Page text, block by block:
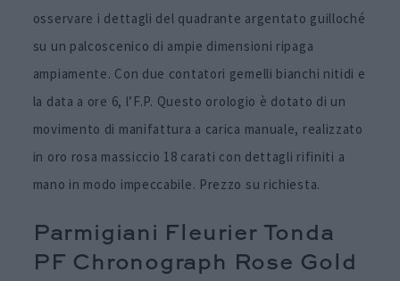
osservare i dettagli del quadrante argentato guilloché
su un palcoscenico di ampie dimensioni ripaga
ampiamente. Con due contatori gemelli bianchi nitidi e
la data a ore 6, l’F.P. Questo orologio è dotato di un
movimento di manifattura a carica manuale, realizzato
in oro rosa massiccio 18 carati con dettagli rifiniti a
mano in modo impeccabile. Prezzo su richiesta.
Parmigiani Fleurier Tonda
PF Chronograph Rose Gold